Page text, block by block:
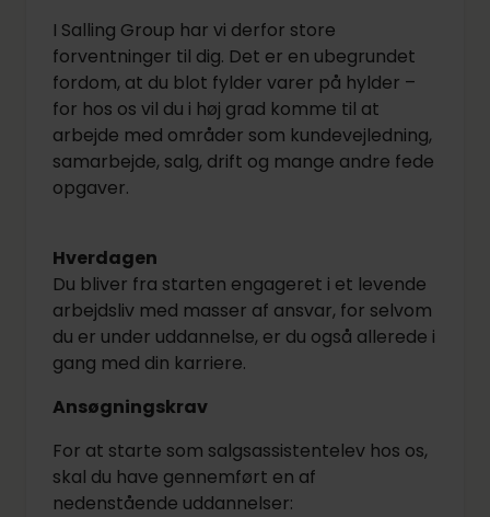
I Salling Group har vi derfor store
forventninger til dig. Det er en ubegrundet
fordom, at du blot fylder varer på hylder –
for hos os vil du i høj grad komme til at
arbejde med områder som kundevejledning,
samarbejde, salg, drift og mange andre fede
opgaver.
Hverdagen
Du bliver fra starten engageret i et levende
arbejdsliv med masser af ansvar, for selvom
du er under uddannelse, er du også allerede i
gang med din karriere.
Ansøgningskrav
For at starte som salgsassistentelev hos os,
skal du have gennemført en af
nedenstående uddannelser: